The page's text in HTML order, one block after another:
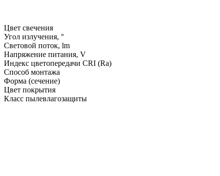
Цвет свечения
Угол излучения, °
Световой поток, lm
Напряжение питания, V
Индекс цветопередачи CRI (Ra)
Способ монтажа
Форма (сечение)
Цвет покрытия
Класс пылевлагозащиты